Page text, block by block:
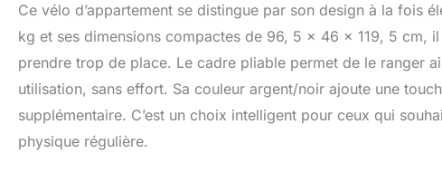
Ce vélo d’appartement se distingue par son design à la fois
kg et ses dimensions compactes de 96, 5 x 46 x 119, 5 cm,
prendre trop de place. Le cadre pliable permet de le ranger
utilisation, sans effort. Sa couleur argent/noir ajoute une
supplémentaire. C’est un choix intelligent pour ceux qui
physique régulière.